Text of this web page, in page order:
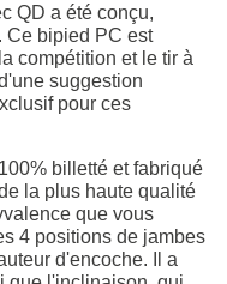
QD a été conçu,
Ce bipied PC est
compétition et le tir à
suggestion
pour ces
billetté et fabriqué
la plus haute qualité
que vous
4 positions de jambes
d'encoche. Il a